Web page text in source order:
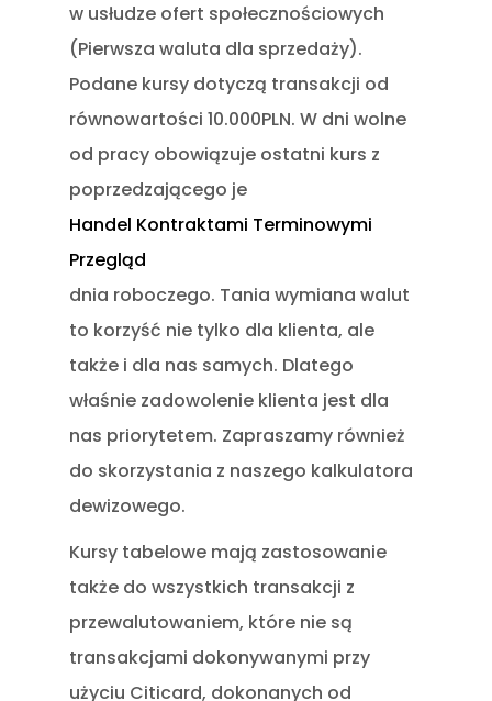
w usłudze ofert społecznościowych
(Pierwsza waluta dla sprzedaży).
Podane kursy dotyczą transakcji od
równowartości 10.000PLN. W dni wolne
od pracy obowiązuje ostatni kurs z
poprzedzającego je
Handel Kontraktami Terminowymi
Przegląd
dnia roboczego. Tania wymiana walut
to korzyść nie tylko dla klienta, ale
także i dla nas samych. Dlatego
właśnie zadowolenie klienta jest dla
nas priorytetem. Zapraszamy również
do skorzystania z naszego kalkulatora
dewizowego.
Kursy tabelowe mają zastosowanie
także do wszystkich transakcji z
przewalutowaniem, które nie są
transakcjami dokonywanymi przy
użyciu Citicard, dokonanych od